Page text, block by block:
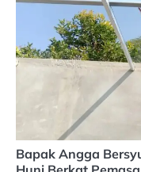
Bapak Angga